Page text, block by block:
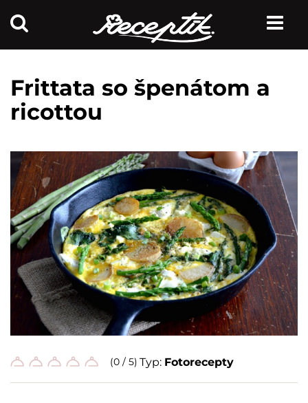
Frittata so špenátom a
ricottou
(0 / 5) Typ: Fotorecepty